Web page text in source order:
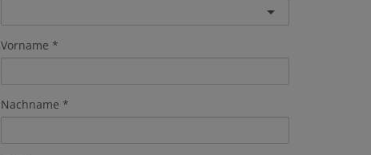
Vorname
Nachname